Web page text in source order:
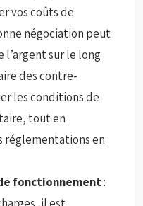
vos coûts de
négociation peut
l’argent sur le long
des contre-
les conditions de
tout en
réglementations en
fonctionnement: